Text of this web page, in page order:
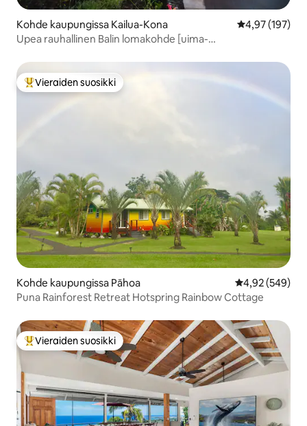
Kohde kaupungissa Kailua-Kona
4,97 (197)
Upea rauhallinen Balin lomakohde [uima-
Vieraiden suosikkien parhaimmistoa
Vieraiden suosikki
Kohde kaupungissa Pāhoa
4,92 (549)
Puna Rainforest Retreat Hotspring Rainbow Cottage
Vieraiden suosikkien parhaimmistoa
Vieraiden suosikki